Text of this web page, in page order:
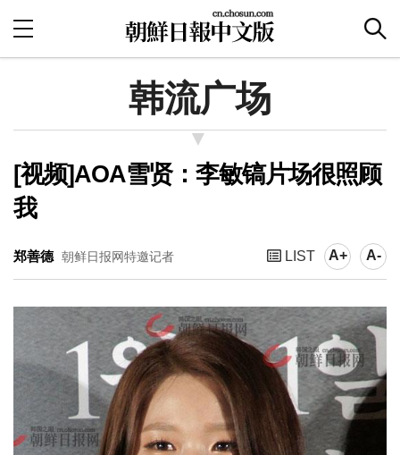
韩流广场
[视频]AOA雪贤：李敏镐片场很照顾
我
郑善德 朝鲜日报网特邀记者 LIST A+ A-